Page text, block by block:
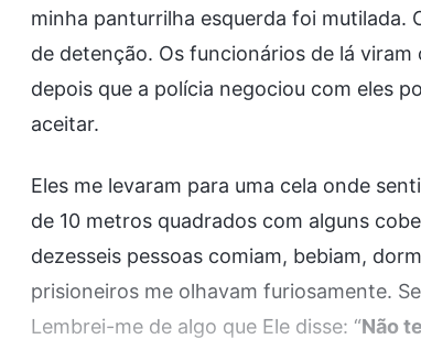
minha panturrilha esquerda foi mutilada.
de detenção. Os funcionários de lá
depois que a polícia negociou com eles
aceitar.
Eles me levaram para uma cela onde
de 10 metros quadrados com alguns
dezesseis pessoas comiam, bebiam,
prisioneiros me olhavam furiosamente.
Lembrei-me de algo que Ele disse: “Não